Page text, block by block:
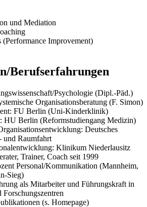
und Mediation
(Performance Improvement)
Berufserfahrungen
Psychologie (Dipl.-Päd.)
Organisationsberatung (F. Simon)
FU Berlin (Uni-Kinderklinik)
HU Berlin (Reformstudiengang Medizin)
Deutsches
und Raumfahrt
Klinikum Niederlausitz
Trainer, Coach seit 1999
Personal/Kommunikation (Mannheim,
Sieg)
als Mitarbeiter und Führungskraft in
(s. Homepage)